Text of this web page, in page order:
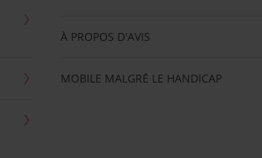
À PROPOS D'AVIS
MOBILE MALGRÉ LE HANDICAP